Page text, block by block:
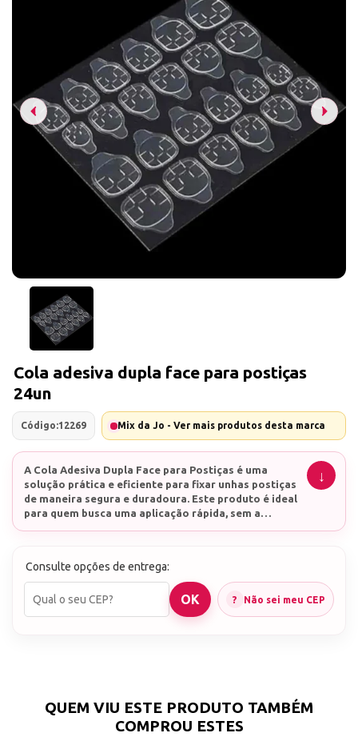
Cola adesiva dupla face para postiças
24un
Código:12269 Mix da Jo - Ver mais produtos desta marca
A Cola Adesiva Dupla Face para Postiças é uma
solução prática e eficiente para fixar unhas postiças
de maneira segura e duradoura. Este produto é ideal
para quem busca uma aplicação rápida, sem a
para unhas.
Detalhes do Produto
ACola Adesiva Dupla Face para Postiçasvem em
cartelas contendo várias unidades de adesivos, que
Embalagem : Cartelas com múltiplas unidades de
adesivos
: Adesivo dupla face
Consulte opções de entrega:
Não sei meu CEP
QUEM VIU ESTE PRODUTO TAMBÉM
COMPROU ESTES